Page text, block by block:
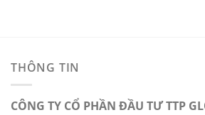
THÔNG TIN
CÔNG TY CỔ PHẦN ĐẦU TƯ TTP